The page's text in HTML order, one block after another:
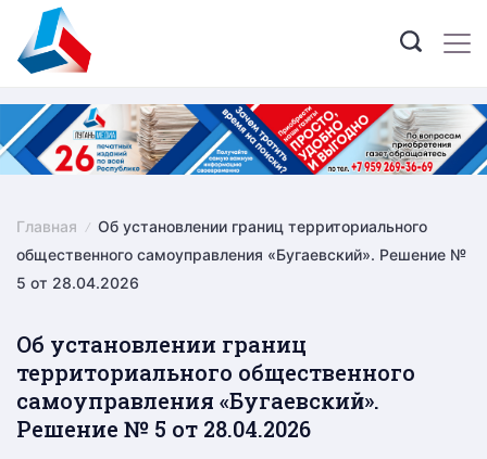
content
Главная
Об установлении границ территориального
общественного самоуправления «Бугаевский». Решение №
5 от 28.04.2026
Об установлении границ
территориального общественного
самоуправления «Бугаевский».
Решение № 5 от 28.04.2026